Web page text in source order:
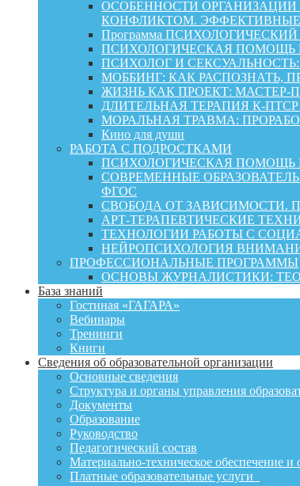
ОСОБЕННОСТИ
КОНФЛИКТОМ.
Программа
ПСИХОЛОГИЧЕСКАЯ ПОМОЩЬ И
ПСИХОЛОГ И
МОББИНГ: КАК РАСПОЗНАТЬ,
ЖИЗНЬ КАК ПРОЕКТ:
ДЛИТЕЛЬНАЯ ТЕРАПИЯ К-
МОРАЛЬНАЯ ТРАВМА:
Кино для души
РАБОТА С ПОДРОСТКАМИ
ПСИХОЛОГИЧЕСКАЯ ПОМОЩЬ
СОВРЕМЕННЫЕ
ФГОС
СВОБОДА ОТ ЗАВИСИМОСТИ.
АРТ-ТЕРАПЕВТИЧЕСКИЕ
ТЕХНОЛОГИИ РАБОТЫ С
НЕЙРОПСИХОЛОГИЯ
ПРОФЕССИОНАЛЬНЫЕ ПРОГРАММЫ
ОСНОВЫ ЖУРНАЛИСТИКИ:
База знаний
Гостиная «ГАГАРА»
Вебинары
Тренинги
Книги
Сведения об образовательной организации
Основные сведения
Структура и органы управления
Документы
Образование
Руководство
Педагогический состав
Материально-техническое обеспечение и
Платные образовательные услуги